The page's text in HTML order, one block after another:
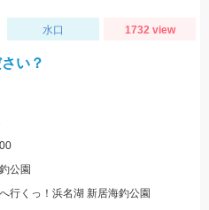
水口 1732 view
い？
公園
行くっ！浜名湖 新居海釣公園